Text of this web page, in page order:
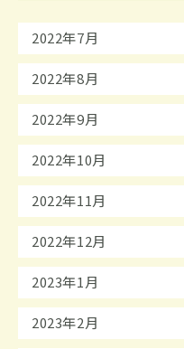
2022年7月
2022年8月
2022年9月
2022年10月
2022年11月
2022年12月
2023年1月
2023年2月